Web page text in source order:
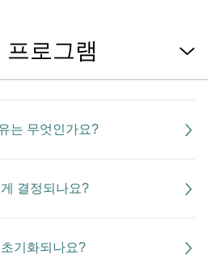
로그램
는 무엇인가요?
결정되나요?
기화되나요?